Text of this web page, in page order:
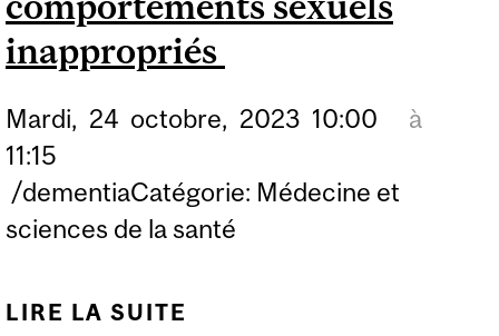
inappropriés
Mardi, 24 octobre, 2023 10:00
à
11:15
/dementiaCatégorie: Médecine et
sciences de la santé
LIRE LA SUITE